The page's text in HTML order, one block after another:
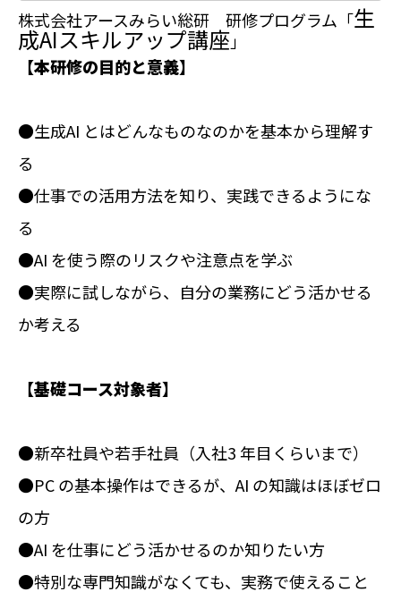
株式会社アースみらい総研 研修プログラム「生
成AIスキルアップ講座」
【本研修の目的と意義】
●生成AI とはどんなものなのかを基本から理解す
る
●仕事での活用方法を知り、実践できるようにな
る
●AI を使う際のリスクや注意点を学ぶ
●実際に試しながら、自分の業務にどう活かせる
か考える
【基礎コース対象者】
●新卒社員や若手社員（入社3 年目くらいまで）
●PC の基本操作はできるが、AI の知識はほぼゼロ
の方
●AI を仕事にどう活かせるのか知りたい方
●特別な専門知識がなくても、実務で使えること